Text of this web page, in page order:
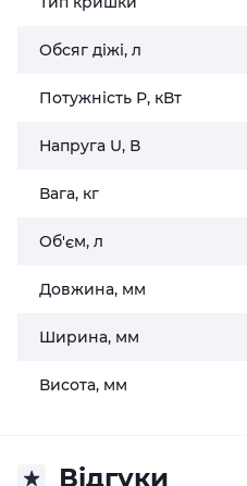
Обсяг діжі, л
Потужність Р, кВт
Напруга U, В
Вага, кг
Об'єм, л
Довжина, мм
Ширина, мм
Висота, мм
Відгуки